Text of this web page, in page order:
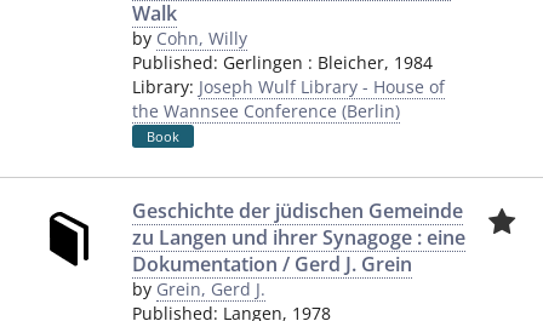
Walk
by Cohn, Willy
Published: Gerlingen : Bleicher, 1984
Library: Joseph Wulf Library - House of
the Wannsee Conference (Berlin)
Book
Geschichte der jüdischen Gemeinde
zu Langen und ihrer Synagoge : eine
Dokumentation / Gerd J. Grein
by Grein, Gerd J.
Published: Langen, 1978